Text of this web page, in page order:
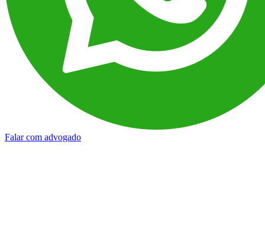
Falar com advogado